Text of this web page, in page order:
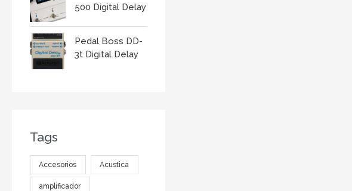
500 Digital Delay
Pedal Boss DD-
3t Digital Delay
Tags
Accesorios Acustica
amplificador